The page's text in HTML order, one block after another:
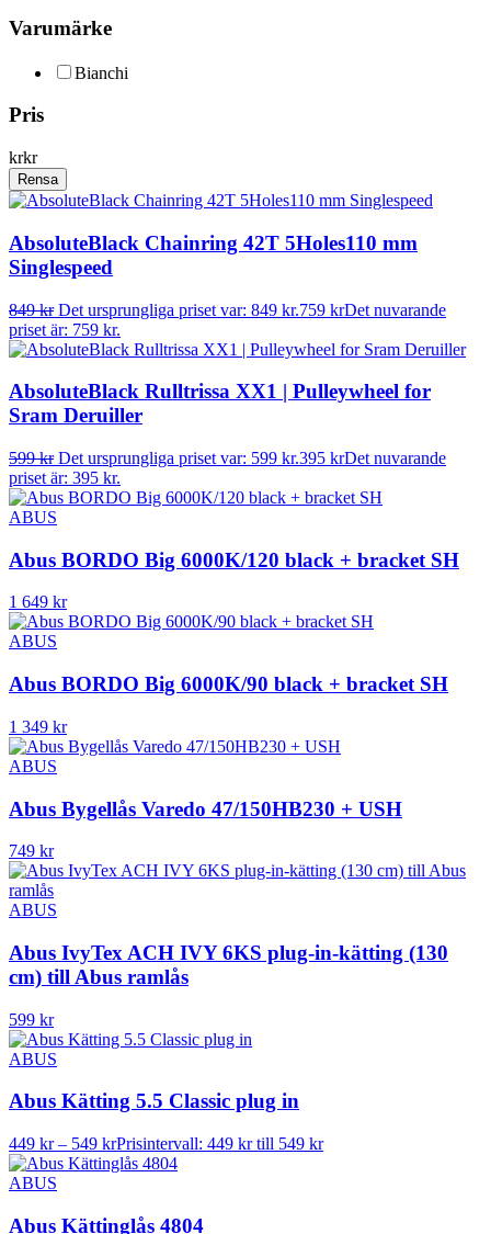
Varumärke
Bianchi
Pris
krkr
Rensa
AbsoluteBlack Chainring 42T 5Holes110 mm
Singlespeed
849kr Det ursprungliga priset var: 849 kr.759 krDet nuvarande
priset är: 759 kr.
AbsoluteBlack Rulltrissa XX1 | Pulleywheel for
Sram Deruiller
599kr Det ursprungliga priset var: 599 kr.395 krDet nuvarande
priset är: 395 kr.
ABUS
Abus BORDO Big 6000K/120 black + bracket SH
1 649 kr
ABUS
Abus BORDO Big 6000K/90 black + bracket SH
1 349 kr
ABUS
Abus Bygellås Varedo 47/150HB230 + USH
749 kr
ABUS
Abus IvyTex ACH IVY 6KS plug-in-kätting (130
cm) till Abus ramlås
599 kr
ABUS
Abus Kätting 5.5 Classic plug in
449 kr – 549 krPrisintervall: 449 kr till 549 kr
ABUS
Abus Kättinglås 4804